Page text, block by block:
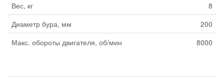
Вес, кг
8
Диаметр бура, мм
200
Макс. обороты двигателя, об/мин
8000